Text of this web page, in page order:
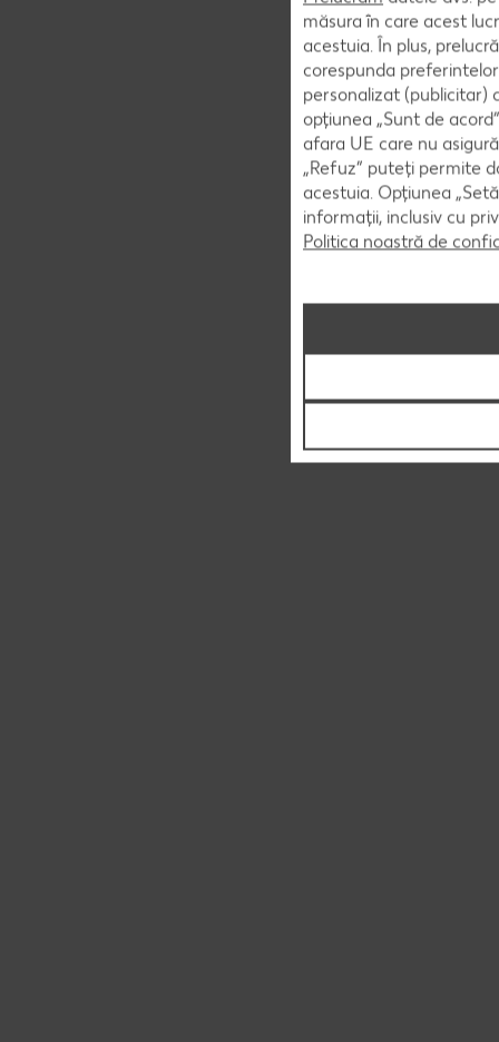
măsura în care acest
acestuia. În plus,
corespunda
personalizat (publicitar)
opțiunea „Sunt de
afara UE care nu
„Refuz” puteți permite
acestuia. Opțiunea
informații, inclusiv cu
Politica noastră de